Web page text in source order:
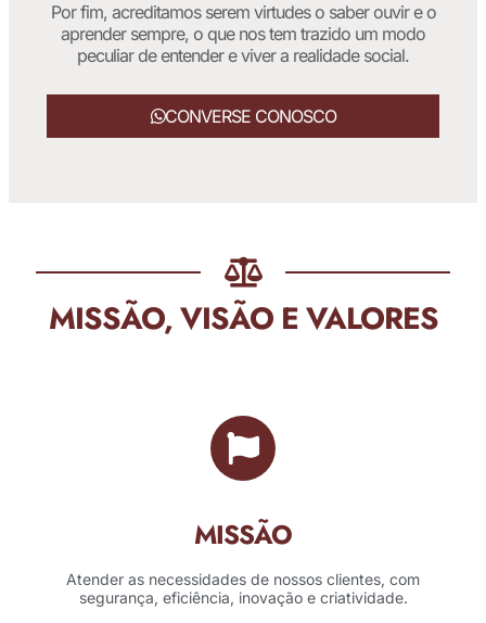
Por fim, acreditamos serem virtudes o saber ouvir e o
aprender sempre, o que nos tem trazido um modo
peculiar de entender e viver a realidade social.
CONVERSE CONOSCO
MISSÃO, VISÃO E VALORES
MISSÃO
Atender as necessidades de nossos clientes, com
segurança, eficiência, inovação e criatividade.